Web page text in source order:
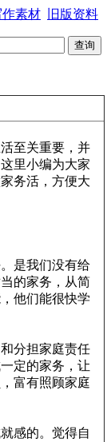
作素材 旧版资料
至关重要，并
里小编为大家
务活，方便大
是我们没有给
的家务，从简
他们能很快学
分担家庭责任
定的家务，让
富有照顾家庭
感的。觉得自